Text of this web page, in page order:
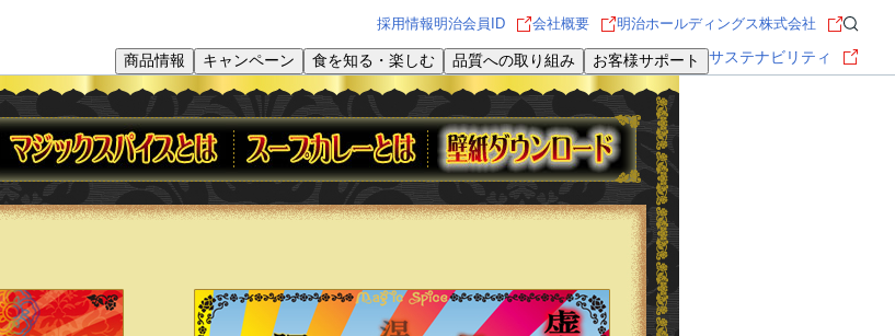
商品情報 キャンペーン 食を知る・楽しむ 品質への取り組み お客様サポート サステナビリティ
採用情報明治会員ID 会社概要 明治ホールディングス株式会社